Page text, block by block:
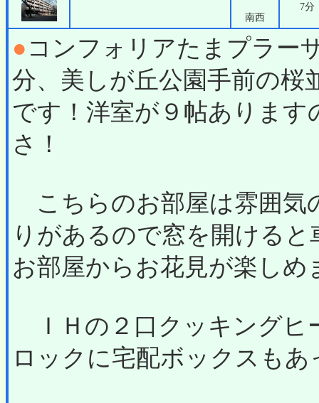
南西
7分
● コンフォリアたまプラ
分、美しが丘公園手前の桜
です！洋室が９帖ありま
さ！
こちらのお部屋は雰囲気
りがあるので窓を開ける
お部屋からお花見が楽しめ
ＩＨの２口クッキングヒ
ロックに宅配ボックスも